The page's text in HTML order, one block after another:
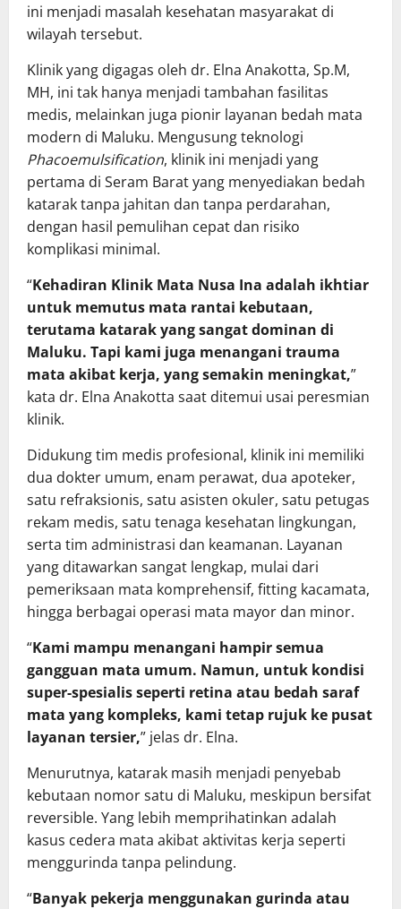
ini menjadi masalah kesehatan masyarakat di
wilayah tersebut.
Klinik yang digagas oleh dr. Elna Anakotta, Sp.M,
MH, ini tak hanya menjadi tambahan fasilitas
medis, melainkan juga pionir layanan bedah mata
modern di Maluku. Mengusung teknologi
Phacoemulsification, klinik ini menjadi yang
pertama di Seram Barat yang menyediakan bedah
katarak tanpa jahitan dan tanpa perdarahan,
dengan hasil pemulihan cepat dan risiko
komplikasi minimal.
“Kehadiran Klinik Mata Nusa Ina adalah ikhtiar
untuk memutus mata rantai kebutaan,
terutama katarak yang sangat dominan di
Maluku. Tapi kami juga menangani trauma
mata akibat kerja, yang semakin meningkat,”
kata dr. Elna Anakotta saat ditemui usai peresmian
klinik.
Didukung tim medis profesional, klinik ini memiliki
dua dokter umum, enam perawat, dua apoteker,
satu refraksionis, satu asisten okuler, satu petugas
rekam medis, satu tenaga kesehatan lingkungan,
serta tim administrasi dan keamanan. Layanan
yang ditawarkan sangat lengkap, mulai dari
pemeriksaan mata komprehensif, fitting kacamata,
hingga berbagai operasi mata mayor dan minor.
“Kami mampu menangani hampir semua
gangguan mata umum. Namun, untuk kondisi
super-spesialis seperti retina atau bedah saraf
mata yang kompleks, kami tetap rujuk ke pusat
layanan tersier,” jelas dr. Elna.
Menurutnya, katarak masih menjadi penyebab
kebutaan nomor satu di Maluku, meskipun bersifat
reversible. Yang lebih memprihatinkan adalah
kasus cedera mata akibat aktivitas kerja seperti
menggurinda tanpa pelindung.
“Banyak pekerja menggunakan gurinda atau